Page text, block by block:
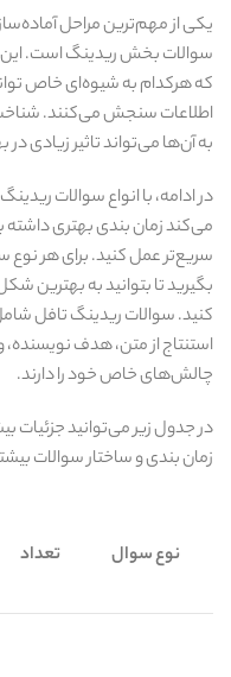
یکی از مهم‌ترین مراحل
سوالات بخش ریدینگ است.
که هرکدام به شیوه‌ای خاص
اطلاعات سنجش می‌کنند.
به آن‌ها می‌تواند تاثیر زیادی
در ادامه، با انواع سوالات
می‌کند زمان‌ بندی بهتری
سریع‌تر عمل کنید. برای هر نوع
بگیرید تا بتوانید به بهترین
کنید. سوالات ریدینگ تافل
استنتاج از متن، هدف
چالش‌های خاص خود را دارند.
در جدول زیر می‌توانید جزئیات
زمان‌ بندی و ساختار سوالات
نوع سوال تعداد